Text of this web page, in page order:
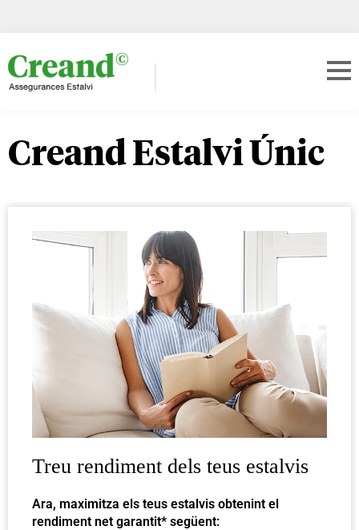
Creand Estalvi Únic
Treu rendiment dels teus estalvis
Ara, maximitza els teus estalvis obtenint el
rendiment net garantit* següent: